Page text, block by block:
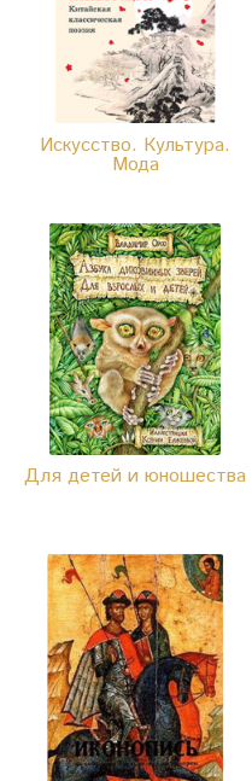
Искусство. Культура.
Мода
Для детей и юношества